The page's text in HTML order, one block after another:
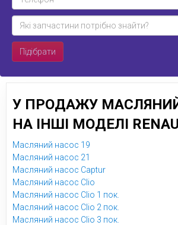
Підібрати
У ПРОДАЖУ
НА ІНШІ МОДЕЛІ
Масляний насос 19
Масляний насос 21
Масляний насос Captur
Масляний насос Clio
Масляний насос Clio 1 пок.
Масляний насос Clio 2 пок.
Масляний насос Clio 3 пок.